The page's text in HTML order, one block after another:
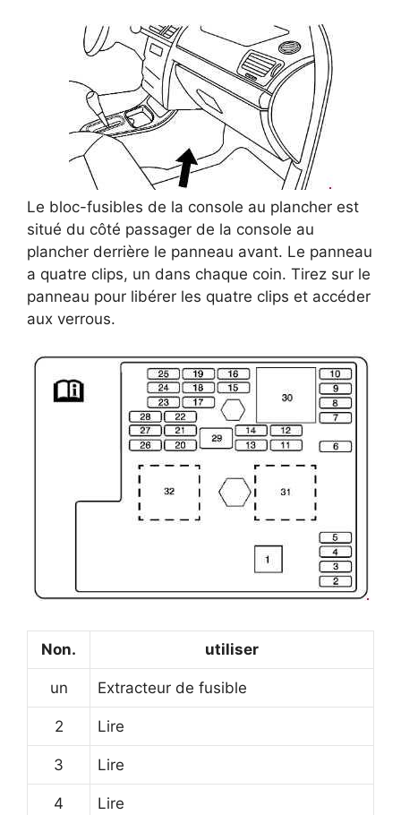
Le bloc-fusibles de la console au plancher est
situé du côté passager de la console au
plancher derrière le panneau avant. Le panneau
a quatre clips, un dans chaque coin. Tirez sur le
panneau pour libérer les quatre clips et accéder
aux verrous.
Non. utiliser
un Extracteur de fusible
2 Lire
3 Lire
4 Lire